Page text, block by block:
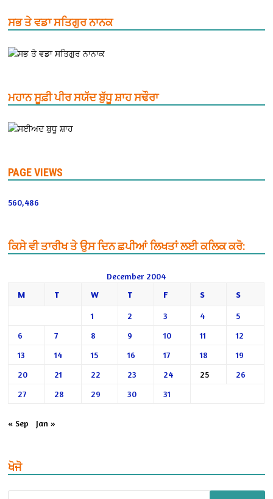
ਸਭ ਤੇ ਵਡਾ ਸਤਿਗੁਰ ਨਾਨਕ
ਮਹਾਨ ਸੂਫ਼ੀ ਪੀਰ ਸਯੱਦ ਬੁੱਧੂ ਸ਼ਾਹ ਸਢੌਰਾ
PAGE VIEWS
560,486
ਕਿਸੇ ਵੀ ਤਾਰੀਖ ਤੇ ਉਸ ਦਿਨ ਛਪੀਆਂ ਲਿਖਤਾਂ ਲਈ ਕਲਿਕ ਕਰੋ:
December 2004
M
T W T F S S
1 2 3 4
5
6
7 8 9 10 11
12
13
14 15 16 17 18
19
20
21 22 23 24 25
26
27
28 29 30 31
« Sep Jan »
ਖੋਜੋ